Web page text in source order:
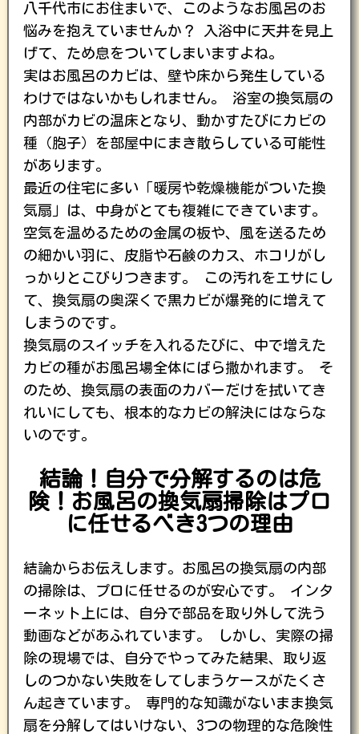
八千代市にお住まいで、このようなお風呂のお
悩みを抱えていませんか？ 入浴中に天井を見上
げて、ため息をついてしまいますよね。
実はお風呂のカビは、壁や床から発生している
わけではないかもしれません。 浴室の換気扇の
内部がカビの温床となり、動かすたびにカビの
種（胞子）を部屋中にまき散らしている可能性
があります。
最近の住宅に多い「暖房や乾燥機能がついた換
気扇」は、中身がとても複雑にできています。
空気を温めるための金属の板や、風を送るため
の細かい羽に、皮脂や石鹸のカス、ホコリがし
っかりとこびりつきます。 この汚れをエサにし
て、換気扇の奥深くで黒カビが爆発的に増えて
しまうのです。
換気扇のスイッチを入れるたびに、中で増えた
カビの種がお風呂場全体にばら撒かれます。 そ
のため、換気扇の表面のカバーだけを拭いてき
れいにしても、根本的なカビの解決にはならな
いのです。
結論！自分で分解するのは危
険！お風呂の換気扇掃除はプロ
に任せるべき3つの理由
結論からお伝えします。お風呂の換気扇の内部
の掃除は、プロに任せるのが安心です。 インタ
ーネット上には、自分で部品を取り外して洗う
動画などがあふれています。 しかし、実際の掃
除の現場では、自分でやってみた結果、取り返
しのつかない失敗をしてしまうケースがたくさ
ん起きています。 専門的な知識がないまま換気
扇を分解してはいけない、3つの物理的な危険性